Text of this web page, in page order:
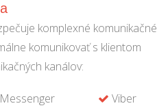
komplexné komunikačné
komunikovať s klientom
kanálov:
Messenger
Viber